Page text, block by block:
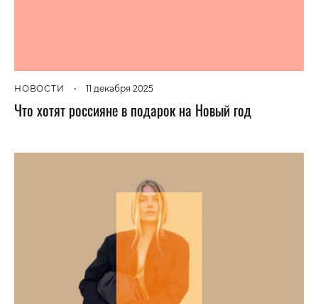
НОВОСТИ • 11 декабря 2025
Что хотят россияне в подарок на Новый год